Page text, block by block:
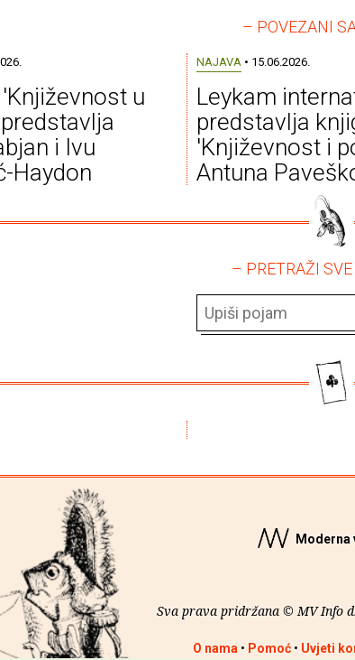
– POVEZANI
u
i Ivu
Haydon
NAJAVA • 15.06.2026.
Leykam
predstavlja
'Književnost i
Antuna
– PRETRAŽI
Moderna
Sva prava pridržana © MV Info
O nama • Pomoć• Uvjeti